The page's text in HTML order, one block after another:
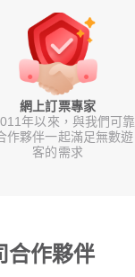
網上訂票專家
年以來，與我們可靠
作夥伴一起滿足無數遊
客的需求
合作夥伴